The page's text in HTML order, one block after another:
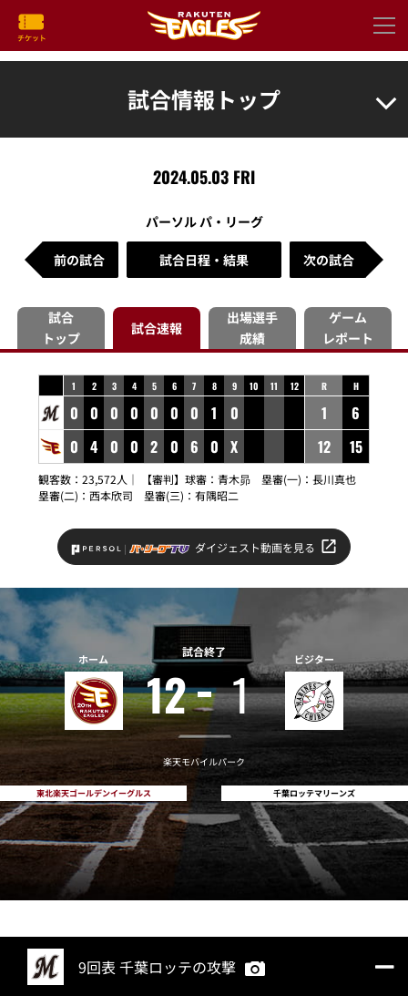
試合情報トップ
2024.05.03 FRI
パーソル パ・リーグ
前の試合 試合日程・結果 次の試合
試合
トップ
試合速報
出場選手
成績
ゲーム
レポート
1 2 3 4 5 6 7 8 9 10 11 12
0 0 0 0 0 0 0 1
0
0 4 0 0 2 0 6 0 X
R H
1
6
12
15
観客数：23,572人｜ 【審判】球審：青木昴 塁審(一)：長川真也
塁審(二)：西本欣司 塁審(三)：有隅昭二
ダイジェスト動画を見る
ホーム
東北楽天ゴールデンイーグルス
試合終了
12 1
楽天モバイルパーク
ビジター
千葉ロッテマリーンズ
9回表 千葉ロッテの攻撃